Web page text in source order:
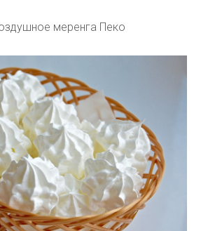
меренга Пеко